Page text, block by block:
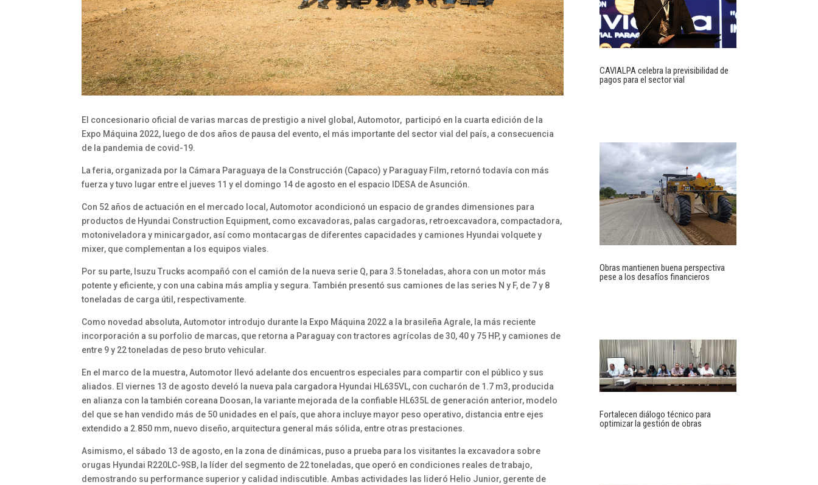
El concesionario oficial de varias marcas de prestigio a nivel global, Automotor, participó en la cuarta edición de la
Expo Máquina 2022, luego de dos años de pausa del evento, el más importante del sector vial del país, a consecuencia
de la pandemia de covid-19.
La feria, organizada por la Cámara Paraguaya de la Construcción (Capaco) y Paraguay Film, retornó todavía con más
fuerza y tuvo lugar entre el jueves 11 y el domingo 14 de agosto en el espacio IDESA de Asunción.
Con 52 años de actuación en el mercado local, Automotor acondicionó un espacio de grandes dimensiones para
productos de Hyundai Construction Equipment, como excavadoras, palas cargadoras, retroexcavadora, compactadora,
motoniveladora y minicargador, así como montacargas de diferentes capacidades y camiones Hyundai volquete y
mixer, que complementan a los equipos viales.
Por su parte, Isuzu Trucks acompañó con el camión de la nueva serie Q, para 3.5 toneladas, ahora con un motor más
potente y eficiente, y con una cabina más amplia y segura. También presentó sus camiones de las series N y F, de 7 y 8
toneladas de carga útil, respectivamente.
Como novedad absoluta, Automotor introdujo durante la Expo Máquina 2022 a la brasileña Agrale, la más reciente
incorporación a su porfolio de marcas, que retorna a Paraguay con tractores agrícolas de 30, 40 y 75 HP, y camiones de
entre 9 y 22 toneladas de peso bruto vehicular.
En el marco de la muestra, Automotor llevó adelante dos encuentros especiales para compartir con el público y sus
aliados. El viernes 13 de agosto develó la nueva pala cargadora Hyundai HL635VL, con cucharón de 1.7 m3, producida
en alianza con la también coreana Doosan, la variante mejorada de la confiable HL635L de generación anterior, modelo
del que se han vendido más de 50 unidades en el país, que ahora incluye mayor peso operativo, distancia entre ejes
extendido a 2.850 mm, nuevo diseño, arquitectura general más sólida, entre otras prestaciones.
Asimismo, el sábado 13 de agosto, en la zona de dinámicas, puso a prueba para los visitantes la excavadora sobre
orugas Hyundai R220LC-9SB, la líder del segmento de 22 toneladas, que operó en condiciones reales de trabajo,
demostrando su performance superior y calidad indiscutible. Ambas actividades las lideró Helio Junior, gerente de
CAVIALPA celebra la previsibilidad de
pagos para el sector vial
Obras mantienen buena perspectiva
pese a los desafíos financieros
Fortalecen diálogo técnico para
optimizar la gestión de obras